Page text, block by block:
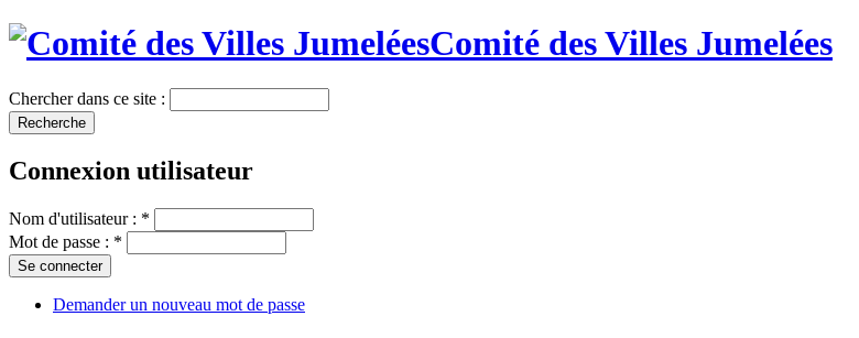
Comité des Villes Jumelées
Chercher dans ce site :
Connexion utilisateur
Nom d'utilisateur : *
Mot de passe : *
Demander un nouveau mot de passe